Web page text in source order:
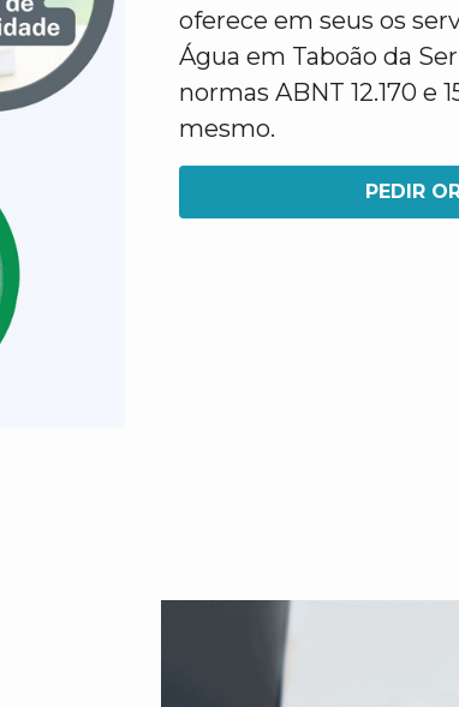
oferece em seus os
Água em Taboão da
normas ABNT 12.170 e
mesmo.
PEDIR